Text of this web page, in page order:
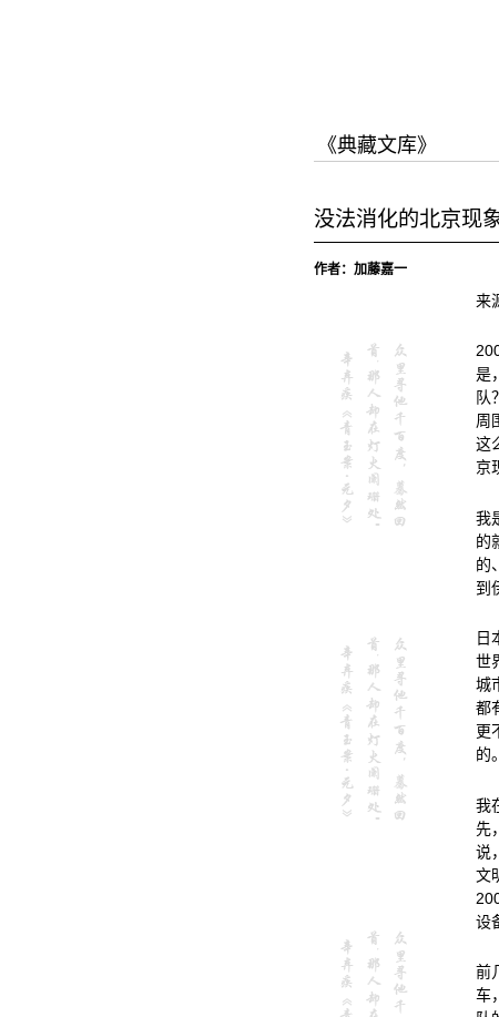
《典藏文库》
没法消化的北京现
作者：加藤嘉一
来
是
队
周
这
京
我
的
的
到
日
世
城
都
更
的。
我
先
说
文
设
前
车